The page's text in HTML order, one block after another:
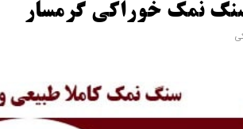
نمک خوراکی گرمسار